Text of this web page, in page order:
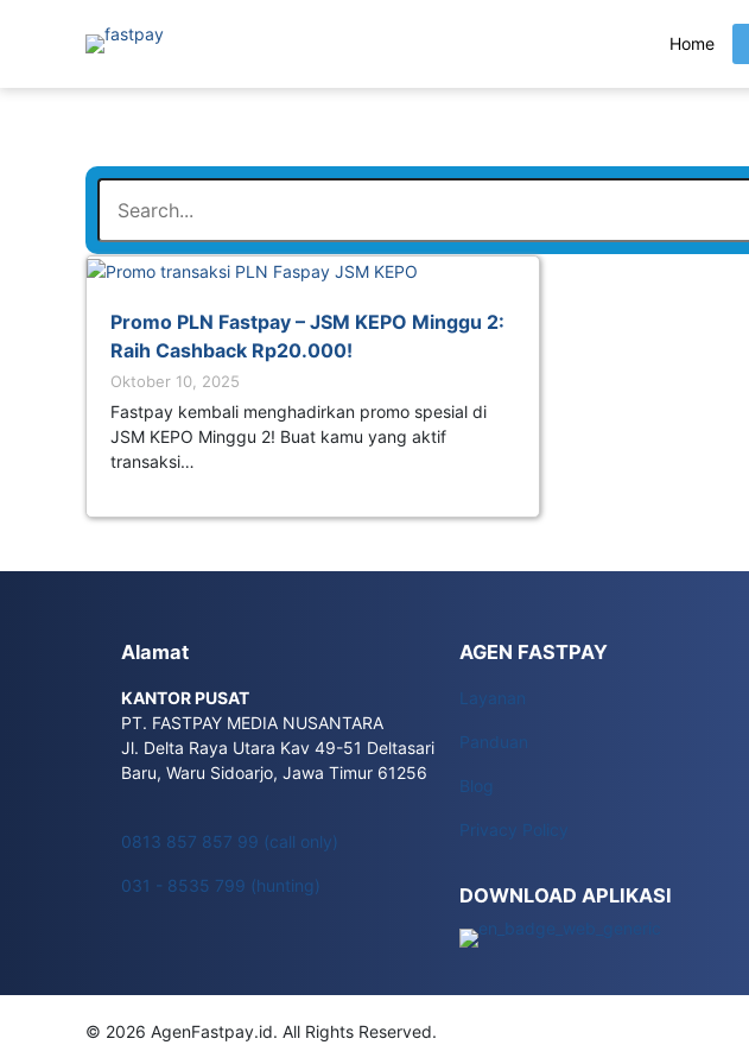
Home
Promo PLN Fastpay – JSM KEPO Minggu 2:
Raih Cashback Rp20.000!
Oktober 10, 2025
Fastpay kembali menghadirkan promo spesial di
JSM KEPO Minggu 2! Buat kamu yang aktif
transaksi…
Alamat
KANTOR PUSAT
PT. FASTPAY MEDIA NUSANTARA
Jl. Delta Raya Utara Kav 49-51 Deltasari
Baru, Waru Sidoarjo, Jawa Timur 61256
0813 857 857 99 (call only)
031 - 8535 799 (hunting)
AGEN FASTPAY
Layanan
Panduan
Blog
Privacy Policy
DOWNLOAD APLIKASI
© 2026 AgenFastpay.id. All Rights Reserved.